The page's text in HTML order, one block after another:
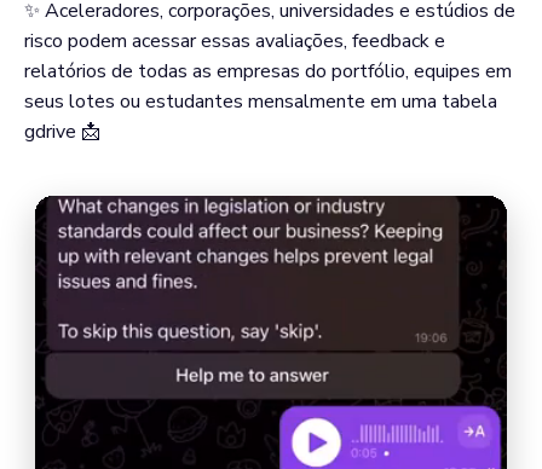
✨ Aceleradores, corporações, universidades e estúdios de
risco podem acessar essas avaliações, feedback e
relatórios de todas as empresas do portfólio, equipes em
seus lotes ou estudantes mensalmente em uma tabela
gdrive 📩